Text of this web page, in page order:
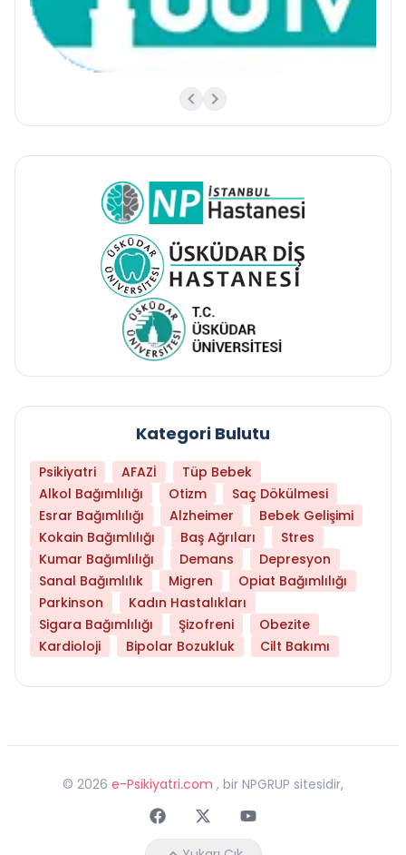
Kategori Bulutu
Psikiyatri AFAZİ
Tüp Bebek
Alkol Bağımlılığı
Otizm
Saç Dökülmesi
Esrar Bağımlılığı
Alzheimer
Bebek Gelişimi
Kokain Bağımlılığı
Baş Ağrıları
Stres
Kumar Bağımlılığı
Demans
Depresyon
Sanal Bağımlılık
Migren
Opiat Bağımlılığı
Parkinson
Kadın Hastalıkları
Sigara Bağımlılığı
Şizofreni
Obezite
Kardioloji
Bipolar Bozukluk Cilt Bakımı
© 2026 e-Psikiyatri.com , bir NPGRUP sitesidir,
FaceebokTwitterYoutube